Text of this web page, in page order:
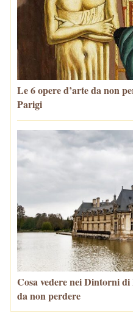
Le 6 opere d’arte da non
Parigi
Cosa vedere nei Dintorni
da non perdere